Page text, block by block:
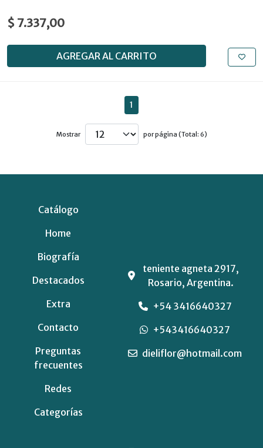
$ 7.337,00
AGREGAR AL CARRITO
1
Mostrar por página (Total: 6)
Catálogo
Home
Biografía
Destacados
Extra
Contacto
Preguntas
frecuentes
Redes
Categorías
teniente agneta 2917,
Rosario, Argentina.
+54 3416640327
+543416640327
dieliflor@hotmail.com